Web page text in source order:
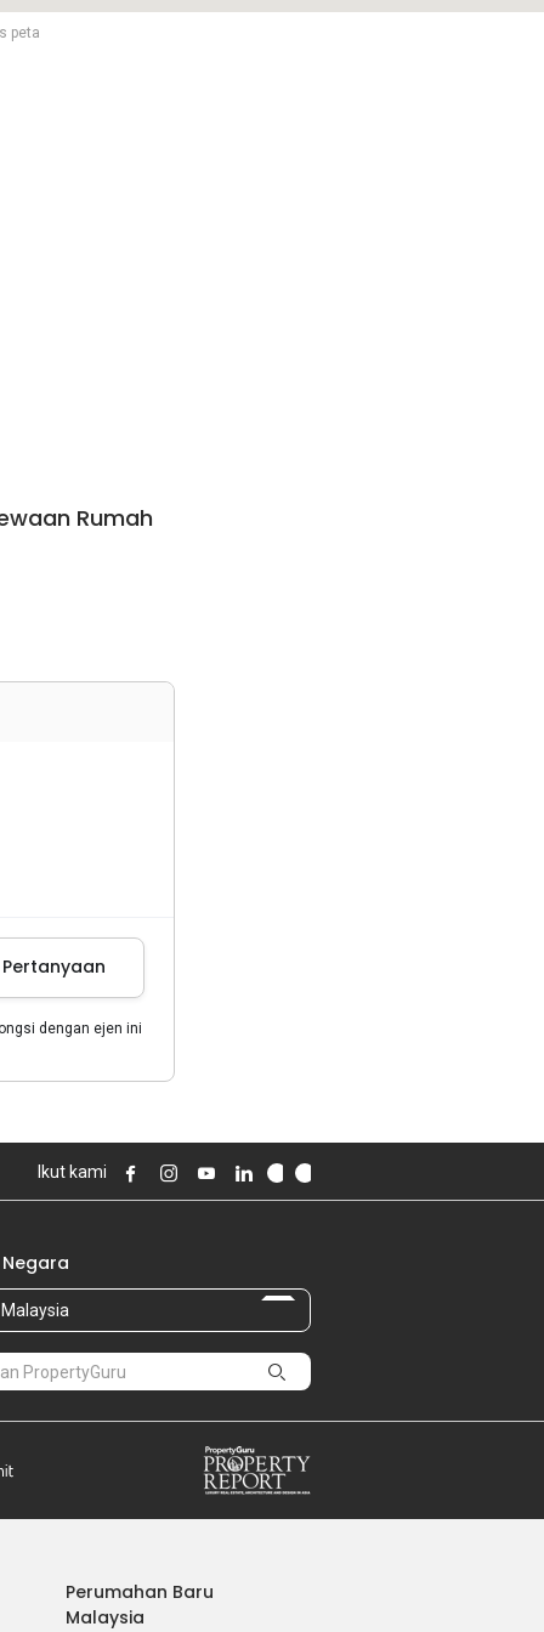
peta
Rumah
Pertanyaan
dengan ejen ini
Ikut kami
Malaysia
Perumahan Baru
Malaysia